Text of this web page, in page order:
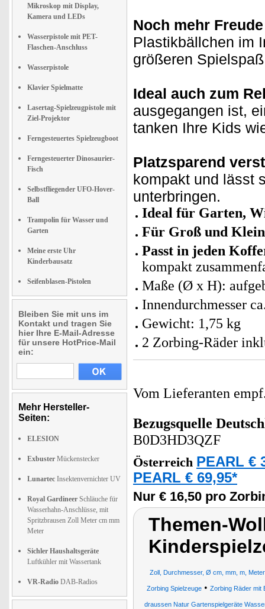
Mikroskop mit Display,
Kamera und LEDs
Wasserpistole mit PET-
Flaschen-Anschluss
Wasserpistole
Klavier Spielmatte
Lasertag-Spielzeugpistole mit
Ziel-Projektor
Ferngesteuertes Spielzeugboot
Ferngesteuerter Dinosaurier-
Fisch
Selbstfliegender UFO-Hover-
Ball
Trampolin für Wasser und
Garten
Meine erste Uhr
Kinderbausatz
Seifenblasen-Pistolen
Bleiben Sie mit uns im
Kontakt und tragen Sie
hier Ihre E-Mail-Adresse
für unsere HotPrice-Mail
ein:
Mehr Hersteller-
Seiten:
ELESION
Exbuster Mückenstecker
Lunartec Insektenvernichter UV
Royal Gardineer Schläuche für
Wasserhahn-Anschlüsse, mit
Spritzbrausen Zoll Meter cm mm
Meter
Sichler Haushaltsgeräte
Luftkühler mit Wassertank
VR-Radio DAB-Radios
Noch mehr
Plastikbällchen im
größeren
Ideal auch zum
ausgegangen ist,
tanken Ihre Kids
Platzsparend
kompakt und lässt
unterbringen.
Ideal für Garten,
Für Groß und
Passt in jeden
kompakt
Maße (Ø x H):
Innendurchmesser
Gewicht: 1,75 kg
2 Zorbing-Räder
Vom Lieferanten
Bezugsquelle
B0D3HD3QZF
Österreich PEARL €
PEARL € 69,95*
Nur € 16,50 pro
Themen-
Zoll, Durchmesser, Ø cm, mm, m,
Zorbing Spielzeuge • Zorbing Räder mit
draussen Natur Gartenspielgeräte